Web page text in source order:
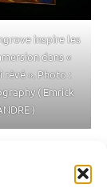
inspire les
dans «
révé ». Photo :
( Emrick
)